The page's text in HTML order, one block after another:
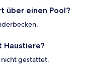
über einen Pool?
Haustiere?
nicht gestattet.